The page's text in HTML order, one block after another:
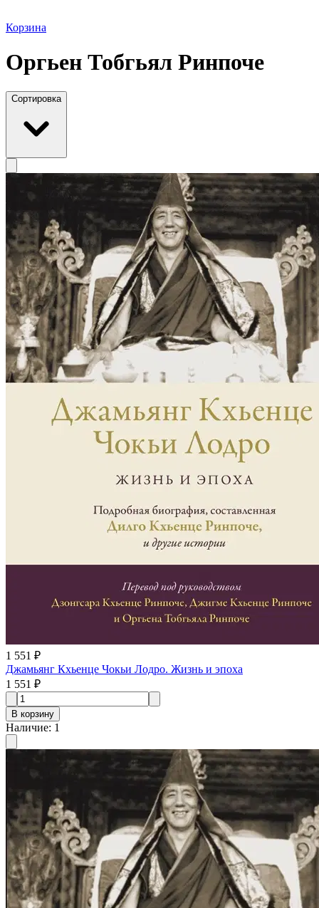
Корзина
Оргьен Тобгьял Ринпоче
Сортировка
1 551 ₽
Джамьянг Кхьенце Чокьи Лодро. Жизнь и эпоха
1 551 ₽
В корзину
Наличие: 1